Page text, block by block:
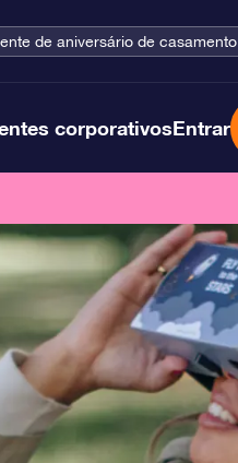
de aniversário de casamento
corporativosEntrar